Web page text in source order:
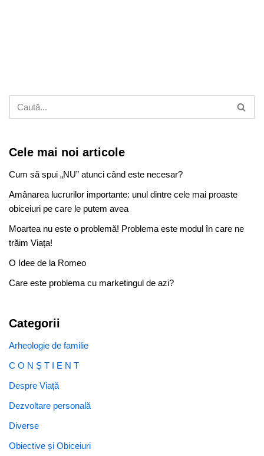
Cele mai noi articole
Cum să spui „NU” atunci când este necesar?
Amânarea lucrurilor importante: unul dintre cele mai proaste
obiceiuri pe care le putem avea
Moartea nu este o problemă! Problema este modul în care ne
trăim Viața!
O Idee de la Romeo
Care este problema cu marketingul de azi?
Categorii
Arheologie de familie
C O N Ș T I E N T
Despre Viață
Dezvoltare personală
Diverse
Obiective și Obiceiuri